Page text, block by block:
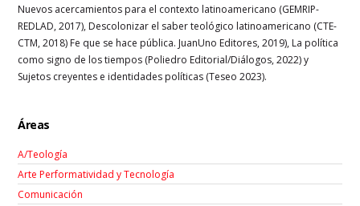
Nuevos acercamientos para el contexto latinoamericano (GEMRIP-
REDLAD, 2017), Descolonizar el saber teológico latinoamericano (CTE-
CTM, 2018) Fe que se hace pública. JuanUno Editores, 2019), La política
como signo de los tiempos (Poliedro Editorial/Diálogos, 2022) y
Sujetos creyentes e identidades políticas (Teseo 2023).
Áreas
A/Teología
Arte Performatividad y Tecnología
Comunicación